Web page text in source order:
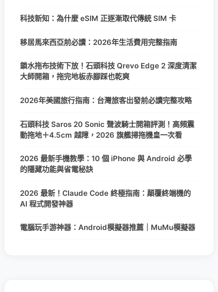
科技新知：為什麼 eSIM 正逐漸取代傳統 SIM 卡
移居馬來西亞前必讀：2026年生活費用完整指南
鎖水拖布技術下放！石頭科技 Qrevo Edge 2 深度清潔
大師開箱，拖完地板赤腳踩也乾爽
2026年美國旅行指南：台灣旅客出發前必讀完整攻略
石頭科技 Saros 20 Sonic 聲波騎士開箱評測！高頻震
動拖地＋4.5cm 越障，2026 旗艦掃拖機皇一次看
2026 最新手機教學：10 個 iPhone 與 Android 必學
的隱藏功能與省電秘訣
2026 最新！Claude Code 終極指南：顛覆終端機的
AI 程式開發神器
電腦玩手游神器：Android模擬器推薦｜MuMu模擬器